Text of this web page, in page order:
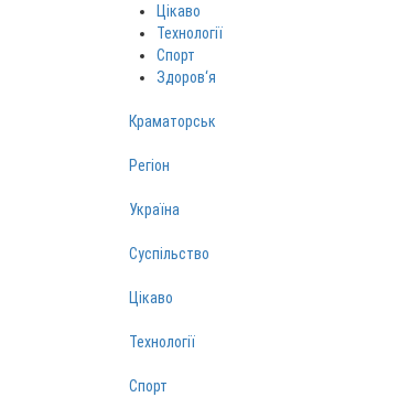
Цікаво
Технології
Спорт
Здоров‘я
Краматорськ
Регіон
Україна
Суспільство
Цікаво
Технології
Спорт